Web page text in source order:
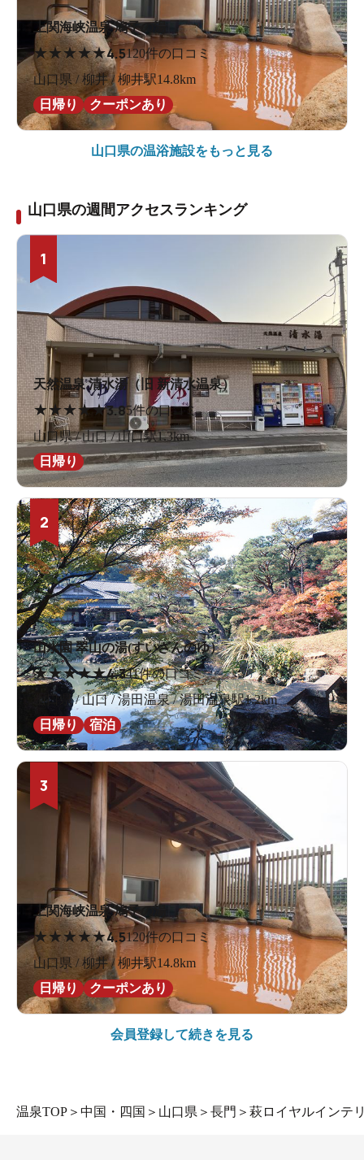
上関海峡温泉 鳩子の湯
★★ ★★★4.5120件の口コミ
山口県 / 柳井 / 柳井駅14.8km
日帰り
クーポンあり
山口県の温浴施設をもっと見る
山口県の週間アクセスランキング
1
天然温泉 清水湯（旧 新清水温泉）
★★★★★3.85件の口コミ
山口県 / 山口 / 山口駅1.3km
日帰り
2
山水園 翠山の湯(すいざんのゆ）
★★★★★4.341件の口コミ
山口県 / 山口 / 湯田温泉 / 湯田温泉駅1.2km
日帰り
宿泊
3
上関海峡温泉 鳩子の湯
★★ ★★★4.5120件の口コミ
山口県 / 柳井 / 柳井駅14.8km
日帰り
クーポンあり
会員登録して続きを見る
温泉TOP ＞ 中国・四国 ＞ 山口県 ＞ 長門 ＞ 萩ロイヤルインテ